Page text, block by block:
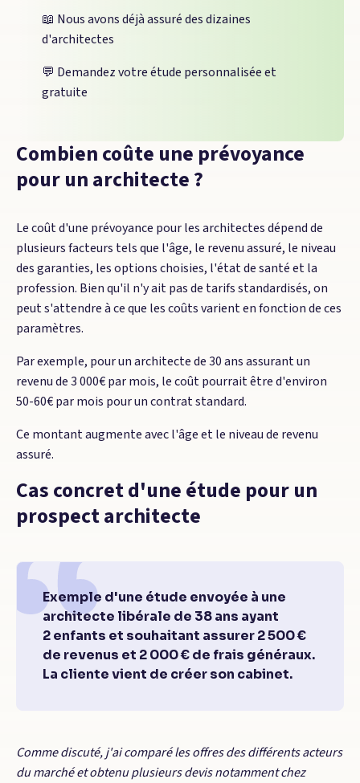
📖 Nous avons déjà assuré des dizaines
d'architectes
💬 Demandez votre étude personnalisée et
gratuite
Combien coûte une prévoyance
pour un architecte ?
Le coût d'une prévoyance pour les architectes dépend de
plusieurs facteurs tels que l'âge, le revenu assuré, le niveau
des garanties, les options choisies, l'état de santé et la
profession. Bien qu'il n'y ait pas de tarifs standardisés, on
peut s'attendre à ce que les coûts varient en fonction de ces
paramètres.
Par exemple, pour un architecte de 30 ans assurant un
revenu de 3 000€ par mois, le coût pourrait être d'environ
50-60€ par mois pour un contrat standard.
Ce montant augmente avec l'âge et le niveau de revenu
assuré.
Cas concret d'une étude pour un
prospect architecte
Exemple d'une étude envoyée à une
architecte libérale de 38 ans ayant
2 enfants et souhaitant assurer 2 500 €
de revenus et 2 000 € de frais généraux.
La cliente vient de créer son cabinet.
Comme discuté, j'ai comparé les offres des différents acteurs
du marché et obtenu plusieurs devis notamment chez